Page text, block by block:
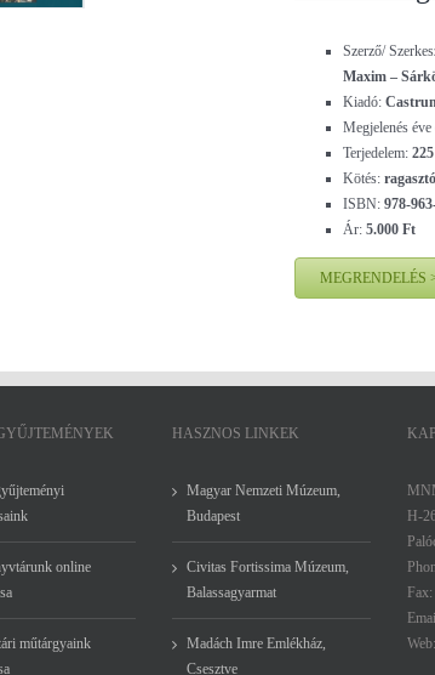
Szerző/
Maxim –
Kiadó:
Megjelenés éve
Terjedelem:
Kötés:
ISBN: 978-
Ár:5.000 Ft
MEGRENDELÉS
online
műtárgyaink
HASZNOS LINKEK
Magyar Nemzeti Múzeum,
Budapest
Civitas Fortissima Múzeum,
Balassagyarmat
Madách Imre Emlékház,
Csesztve
H-
Fax:
Web: